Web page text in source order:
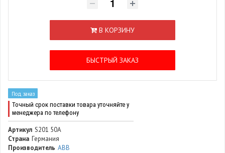
В КОРЗИНУ
БЫСТРЫЙ ЗАКАЗ
Под заказ
Точный срок поставки товара уточняйте у
менеджера по телефону
Артикул S201 50A
Страна Германия
Производитель ABB